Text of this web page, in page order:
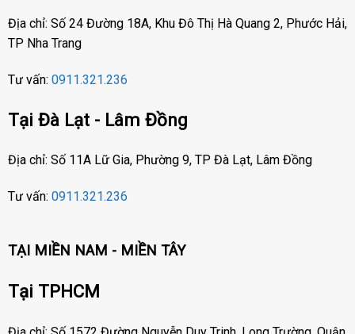
Địa chỉ: Số 24 Đường 18A, Khu Đô Thị Hà Quang 2, Phước Hải,
TP Nha Trang
Tư vấn: 0911.321.236
Tại Đà Lạt - Lâm Đồng
Địa chỉ: Số 11A Lữ Gia, Phường 9, TP Đà Lạt, Lâm Đồng
Tư vấn: 0911.321.236
TẠI MIỀN NAM - MIỀN TÂY
Tại TPHCM